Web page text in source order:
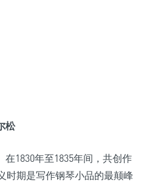
松
1830年至1835年间，共创作
时期是写作钢琴小品的最颠峰